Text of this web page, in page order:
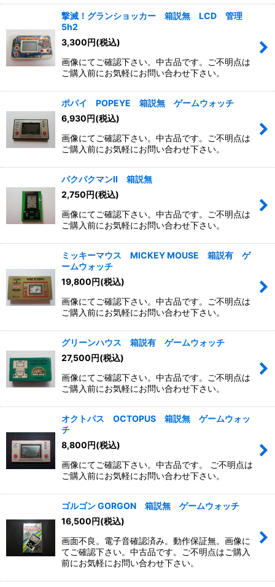
撃滅！グランショッカー 箱説無 LCD 管理
5h2
3,300円(税込)
画像にてご確認下さい。中古品です。ご不明点は
ご購入前にお気軽にお問い合わせ下さい。
ポパイ POPEYE 箱説無 ゲームウォッチ
6,930円(税込)
画像にてご確認下さい。中古品です。ご不明点は
ご購入前にお気軽にお問い合わせ下さい。
パクパクマンII 箱説無
2,750円(税込)
画像にてご確認下さい。中古品です。ご不明点は
ご購入前にお気軽にお問い合わせ下さい。
ミッキーマウス MICKEY MOUSE 箱説有 ゲ
ームウォッチ
19,800円(税込)
画像にてご確認下さい。中古品です。ご不明点は
ご購入前にお気軽にお問い合わせ下さい。
グリーンハウス 箱説有 ゲームウォッチ
27,500円(税込)
画像にてご確認下さい。中古品です。ご不明点は
ご購入前にお気軽にお問い合わせ下さい。
オクトパス OCTOPUS 箱説無 ゲームウォッ
チ
8,800円(税込)
画像にてご確認下さい。中古品です。 ご不明点は
ご購入前にお気軽にお問い合わせ下さい。
ゴルゴン GORGON 箱説無 ゲームウォッチ
16,500円(税込)
画面不良。電子音確認済み。動作保証無。画像に
てご確認下さい。中古品です。ご不明点はご購入
前にお気軽にお問い合わせ下さい。